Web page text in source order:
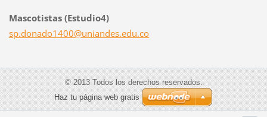
Mascotistas (Estudio4)
sp.donado1400@uniandes.edu.co
© 2013 Todos los derechos reservados.
Haz tu página web gratis